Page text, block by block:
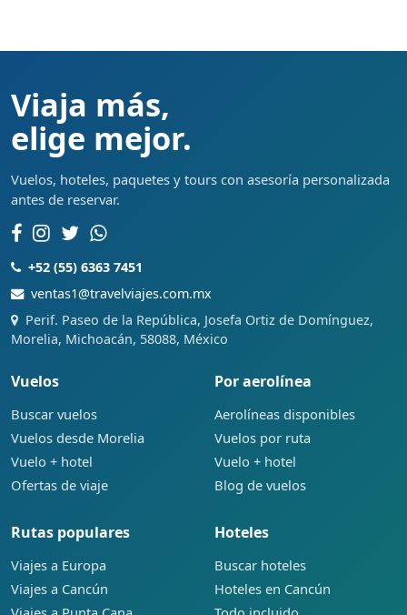
Viaja más,
elige mejor.
Vuelos, hoteles, paquetes y tours con asesoría personalizada
antes de reservar.
+52 (55) 6363 7451
ventas1@travelviajes.com.mx
Perif. Paseo de la República, Josefa Ortiz de Domínguez,
Morelia, Michoacán, 58088, México
Vuelos
Buscar vuelos
Vuelos desde Morelia
Vuelo + hotel
Ofertas de viaje
Por aerolínea
Aerolíneas disponibles
Vuelos por ruta
Vuelo + hotel
Blog de vuelos
Rutas populares
Viajes a Europa
Viajes a Cancún
Hoteles
Buscar hoteles
Hoteles en Cancún